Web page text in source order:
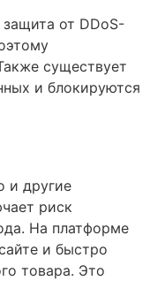
защита от DDoS-
существует
и блокируются
и другие
риск
На платформе
и быстро
товара. Это